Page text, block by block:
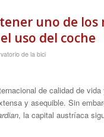
uno de
uso del coche
de la bici
de calidad de
y asequible. Sin
, la capital austríaca